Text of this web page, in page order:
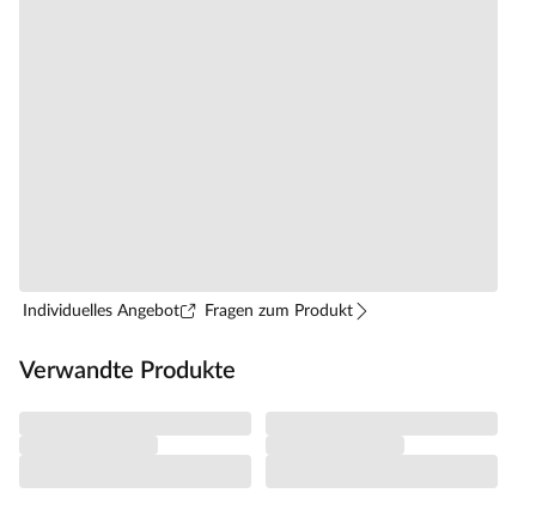
Individuelles Angebot Fragen zum Produkt
Verwandte Produkte